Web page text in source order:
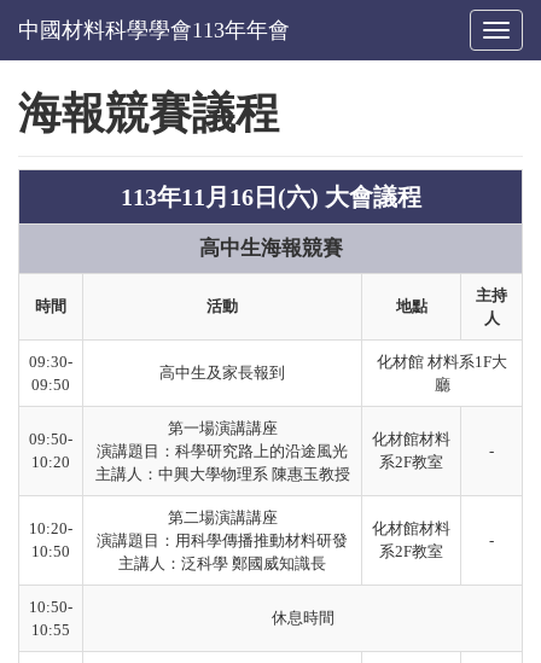
Toggle
海報競賽議程
113年11月16日(六) 大會議程
高中生海報競賽
時間 活動 地點
主持
人
09:30-
09:50
高中生及家長報到
化材館 材料系1F大
廳
09:50-
10:20
第一場演講講座
演講題目：科學研究路上的沿途風光
主講人：中興大學物理系 陳惠玉教授
化材館材料
系2F教室
-
10:20-
10:50
第二場演講講座
演講題目：用科學傳播推動材料研發
主講人：泛科學 鄭國威知識長
化材館材料
系2F教室
-
10:50-
10:55
休息時間